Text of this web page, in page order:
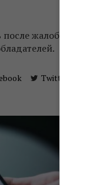
жалобы на
Twitter